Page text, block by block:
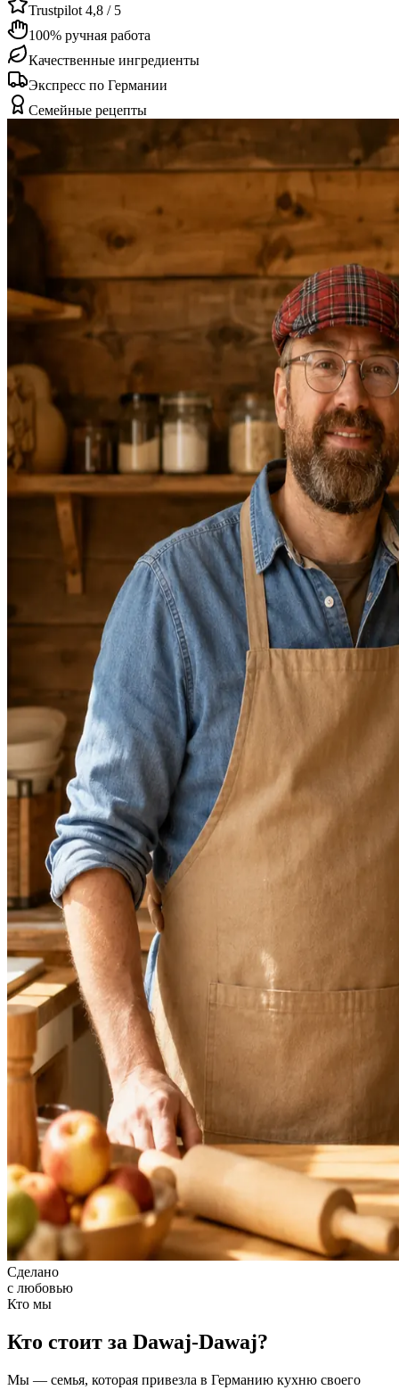
Trustpilot 4,8 / 5
100% ручная работа
Качественные ингредиенты
Экспресс по Германии
Семейные рецепты
Сделано
с любовью
Кто мы
Кто стоит за Dawaj-Dawaj?
Мы — семья, которая привезла в Германию кухню своего